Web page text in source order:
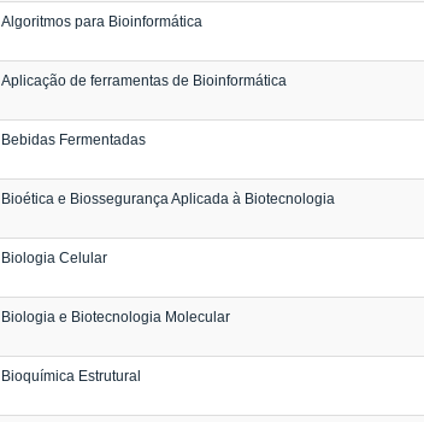
Algoritmos para Bioinformática
Aplicação de ferramentas de Bioinformática
Bebidas Fermentadas
Bioética e Biossegurança Aplicada à Biotecnologia
Biologia Celular
Biologia e Biotecnologia Molecular
Bioquímica Estrutural